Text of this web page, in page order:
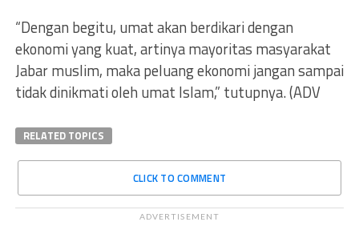
“Dengan begitu, umat akan berdikari dengan
ekonomi yang kuat, artinya mayoritas masyarakat
Jabar muslim, maka peluang ekonomi jangan sampai
tidak dinikmati oleh umat Islam,” tutupnya. (ADV
RELATED TOPICS
CLICK TO COMMENT
ADVERTISEMENT